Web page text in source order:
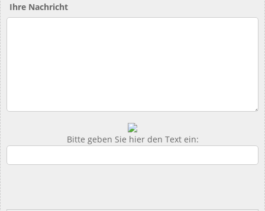
Ihre Nachricht
Bitte geben Sie hier den Text ein: